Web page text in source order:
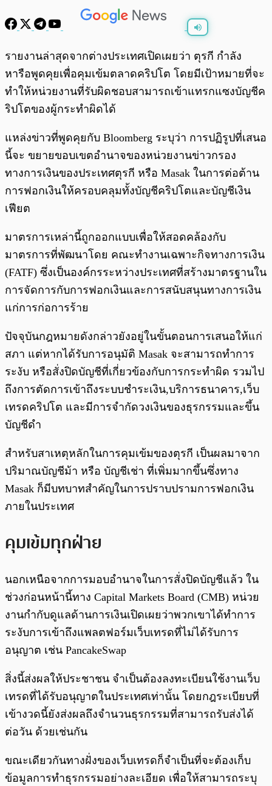
พร้อมเล่น 0:00 / 0:00
รายงานล่าสุดจากต่างประเทศเปิดเผยว่า ตุรกี กำลัง
หารือพูดคุยเพื่อคุมเข้มตลาดคริปโต โดยมีเป้าหมายที่จะ
ทำให้หน่วยงานที่รับผิดชอบสามารถเข้าแทรกแซงบัญชีค
ริปโตของผู้กระทำผิดได้
แหล่งข่าวที่พูดคุยกับ Bloomberg ระบุว่า การปฏิรูปที่เสนอ
นี้จะ ขยายขอบเขตอำนาจของหน่วยงานข่าวกรอง
ทางการเงินของประเทศตุรกี หรือ Masak ในการต่อต้าน
การฟอกเงินให้ครอบคลุมทั้งบัญชีคริปโตและบัญชีเงิน
เฟียต
มาตรการเหล่านี้ถูกออกแบบเพื่อให้สอดคล้องกับ
มาตรการที่พัฒนาโดย คณะทำงานเฉพาะกิจทางการเงิน
(FATF) ซึ่งเป็นองค์กรระหว่างประเทศที่สร้างมาตรฐานใน
การจัดการกับการฟอกเงินและการสนับสนุนทางการเงิน
แก่การก่อการร้าย
ปัจจุบันกฎหมายดังกล่าวยังอยู่ในขั้นตอนการเสนอให้แก่
สภา แต่หากได้รับการอนุมัติ Masak จะสามารถทำการ
ระงับ หรือสั่งปิดบัญชีที่เกี่ยวข้องกับการกระทำผิด รวมไป
ถึงการตัดการเข้าถึงระบบชำระเงิน,บริการธนาคาร,เว็บ
เทรดคริปโต และมีการจำกัดวงเงินของธุรกรรมและขึ้น
บัญชีดำ
สำหรับสาเหตุหลักในการคุมเข้มของตุรกี เป็นผลมาจาก
ปริมาณบัญชีม้า หรือ บัญชีเช่า ที่เพิ่มมากขึ้นซึ่งทาง
Masak ก็มีบทบาทสำคัญในการปราบปรามการฟอกเงิน
ภายในประเทศ
คุมเข้มทุกฝ่าย
นอกเหนือจากการมอบอำนาจในการสั่งปิดบัญชีแล้ว ใน
ช่วงก่อนหน้านี้ทาง Capital Markets Board (CMB) หน่วย
งานกำกับดูแลด้านการเงินเปิดเผยว่าพวกเขาได้ทำการ
ระงับการเข้าถึงแพลตฟอร์มเว็บเทรดที่ไม่ได้รับการ
อนุญาต เช่น PancakeSwap
สิ่งนี้ส่งผลให้ประชาชน จำเป็นต้องลงทะเบียนใช้งานเว็บ
เทรดที่ได้รับอนุญาตในประเทศเท่านั้น โดยกฎระเบียบที่
เข้างวดนี้ยังส่งผลถึงจำนวนธุรกรรมที่สามารถรับส่งได้
ต่อวัน ด้วยเช่นกัน
ขณะเดียวกันทางฝั่งของเว็บเทรดก็จำเป็นที่จะต้องเก็บ
ข้อมูลการทำธุรกรรมอย่างละเอียด เพื่อให้สามารถระบุ